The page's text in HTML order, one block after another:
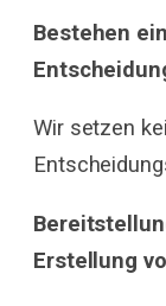
Bestehen
Wir setzen
Erstellung